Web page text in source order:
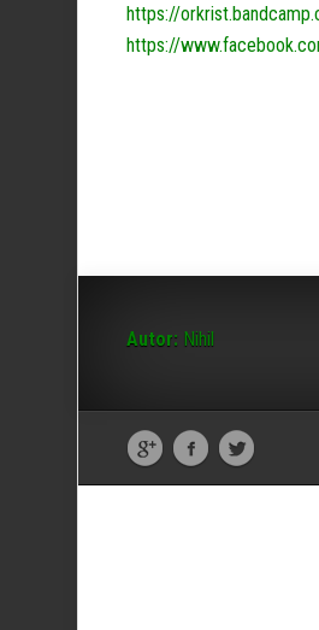
https://
https://
Autor: Nihil